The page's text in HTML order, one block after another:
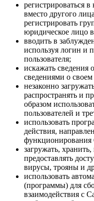
регистрироваться
вместо другого
регистрировать
юридическое лицо в
вводить в
используя логин и
пользователя;
искажать сведения
сведениями о своем
незаконно
распространять и
образом
пользователей и
использовать
действия,
функционирования
загружать,
предоставлять
вирусы, трояны и
использовать
(программы) для
взаимодействия с